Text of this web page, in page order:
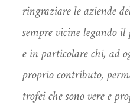
ringraziare le aziende
sempre vicine legando
e in particolare chi, ad
proprio contributo,
trofei che sono vere e